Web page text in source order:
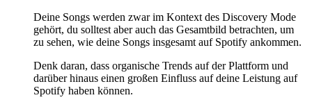
Deine Songs werden zwar im Kontext des Discovery Mode
gehört, du solltest aber auch das Gesamtbild betrachten, um
zu sehen, wie deine Songs insgesamt auf Spotify ankommen.
Denk daran, dass organische Trends auf der Plattform und
darüber hinaus einen großen Einfluss auf deine Leistung auf
Spotify haben können.